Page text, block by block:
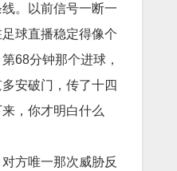
。以前信号一断一
球直播稳定得像个
68分钟那个进球，
安破门，传了十四
，你才明白什么
方唯一那次威胁反